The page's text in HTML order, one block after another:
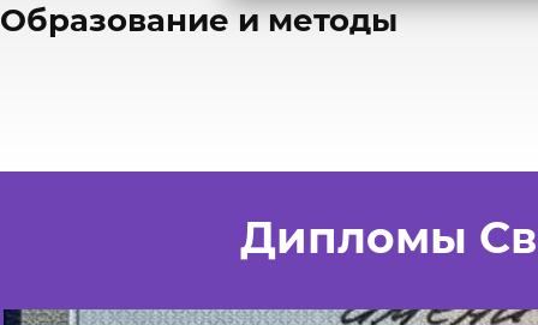
​Образование и методы
Дипломы